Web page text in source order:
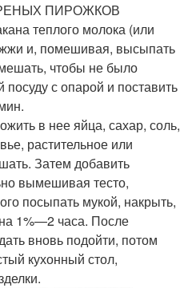
ПИРОЖКОВ
теплого мо­лока (или
и, помешивая, высыпать
чтобы не было
с опарой и поставить
в нее яйца, сахар, соль,
растительное или
Затем добавить
вы­мешивая тесто,
посыпать мукой, накрыть,
1%—2 часа. После
вновь подойти, потом
кухонный стол,